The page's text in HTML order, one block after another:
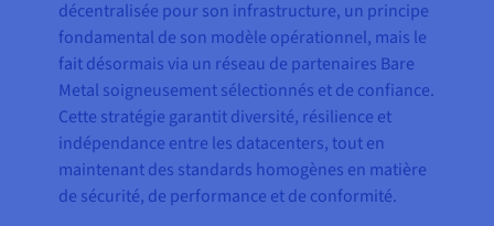
décentralisée pour son infrastructure, un principe
fondamental de son modèle opérationnel, mais le
fait désormais via un réseau de partenaires Bare
Metal soigneusement sélectionnés et de confiance.
Cette stratégie garantit diversité, résilience et
indépendance entre les datacenters, tout en
maintenant des standards homogènes en matière
de sécurité, de performance et de conformité.